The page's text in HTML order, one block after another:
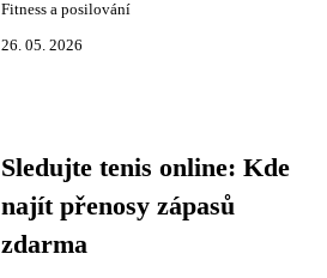
Fitness a posilování
26. 05. 2026
Sledujte tenis online: Kde
najít přenosy zápasů
zdarma